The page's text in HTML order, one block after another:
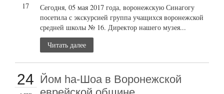
17
Сегодня, 05 мая 2017 года, воронежскую Синагогу
посетила с экскурсией группа учащихся воронежской
средней школы № 16. Директор нашего музея...
Читать далее
24 Йом ha-Шоа в Воронежской